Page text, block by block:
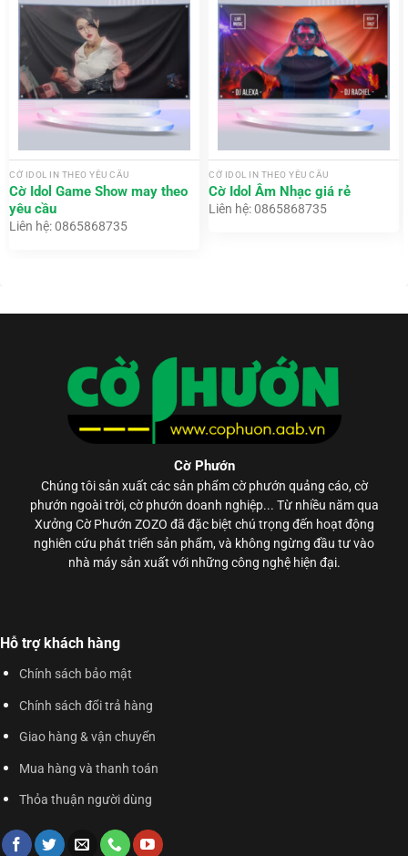
CỜ IDOL IN THEO YÊU CẦU
Cờ Idol Game Show may theo
yêu cầu
Liên hệ: 0865868735
CỜ IDOL IN THEO YÊU CẦU
Cờ Idol Âm Nhạc giá rẻ
Liên hệ: 0865868735
Cờ Phướn
Chúng tôi sản xuất các sản phẩmcờ phướn quảng cáo, cờ
phướn ngoài trời, cờ phướn doanh nghiệp... Từ nhiều năm qua
Xưởng Cờ Phướn ZOZO đã đặc biệt chú trọng đến hoạt động
nghiên cứu phát triển sản phẩm, và không ngừng đầu tư vào
nhà máy sản xuất với những công nghệ hiện đại.
Hỗ trợ khách hàng
Chính sách bảo mật
Chính sách đổi trả hàng
Giao hàng & vận chuyển
Mua hàng và thanh toán
Thỏa thuận người dùng